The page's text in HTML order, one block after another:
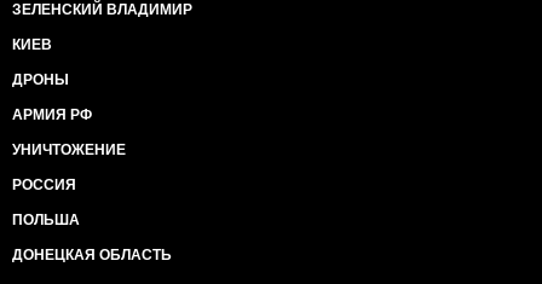
ЗЕЛЕНСКИЙ ВЛАДИМИР
КИЕВ
ДРОНЫ
АРМИЯ РФ
УНИЧТОЖЕНИЕ
РОССИЯ
ПОЛЬША
ДОНЕЦКАЯ ОБЛАСТЬ